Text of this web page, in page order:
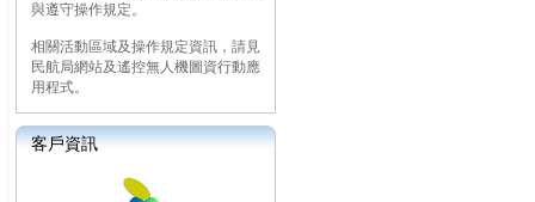
與遵守操作規定。
相關活動區域及操作規定資訊，請見
民航局網站及遙控無人機圖資行動應
用程式。
客戶資訊